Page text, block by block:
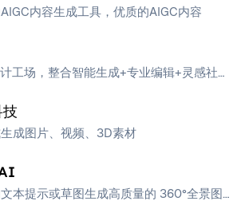
内容生成工具，优质的AIGC内容
工场，整合智能生成+专业编辑+灵感社
成图片、视频、3D素材
本提示或草图生成高质量的 360°全景图像